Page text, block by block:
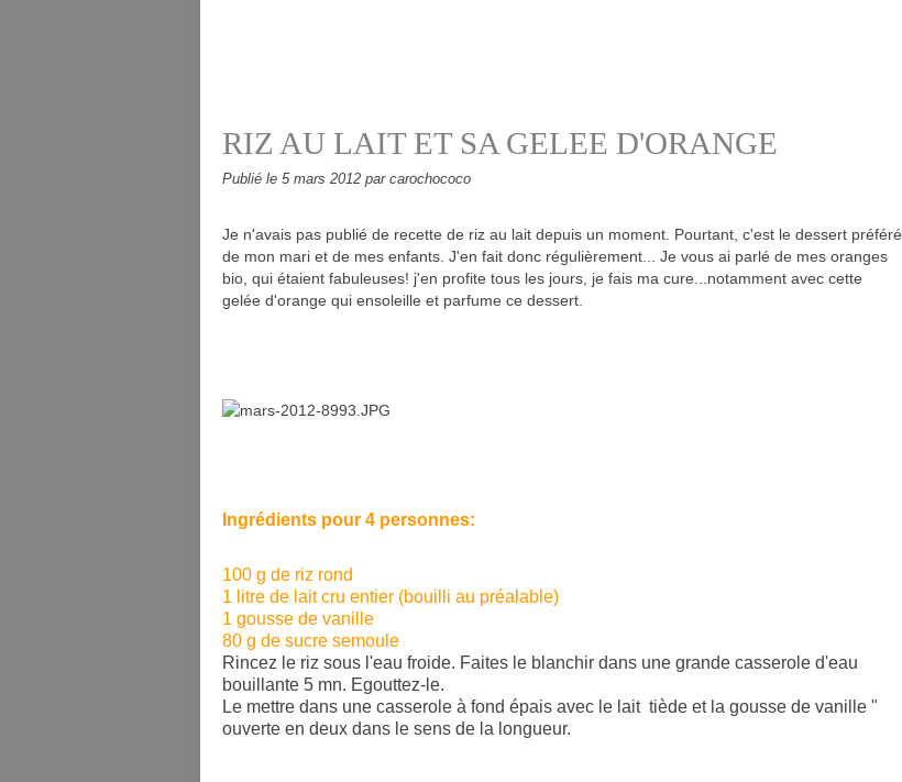
RIZ AU LAIT ET SA GELEE D'ORANGE
Publié le 5 mars 2012 par carochococo
Je n'avais pas publié de recette de riz au lait depuis un moment. Pourtant, c'est le dessert préféré
de mon mari et de mes enfants. J'en fait donc régulièrement... Je vous ai parlé de mes oranges
bio, qui étaient fabuleuses! j'en profite tous les jours, je fais ma cure...notamment avec cette
gelée d'orange qui ensoleille et parfume ce dessert.
Ingrédients pour 4 personnes:
100 g de riz rond
1 litre de lait cru entier (bouilli au préalable)
1 gousse de vanille
80 g de sucre semoule
Rincez le riz sous l'eau froide. Faites le blanchir dans une grande casserole d'eau
bouillante 5 mn. Egouttez-le.
Le mettre dans une casserole à fond épais avec le lait tiède et la gousse de vanille "
ouverte en deux dans le sens de la longueur.